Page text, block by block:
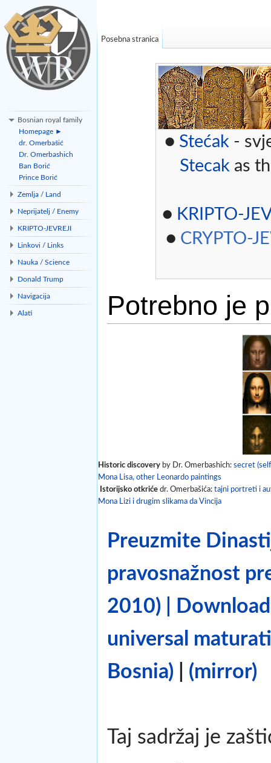
● Stećak -
Stecak as
● KRIPTO-
● CRYPTO-
Potrebno je
Historic discovery by Dr. Omerbashich:secret
Mona Lisa, other Leonardo paintings
Istorijsko otkriće dr. Omerbašića:tajni portreti i
Mona Lizi i drugim slikama da Vincija
Preuzmite
pravosnažnost
2010) |
universal
Bosnia)
(mirror)
Taj sadržaj je
Posebna stranica
Bosnian royal family
Homepage ►
dr. Omerbašić
Dr. Omerbashich
Ban Borić
Prince Borić
Zemlja / Land
Neprijatelj / Enemy
KRIPTO-JEVREJI
Linkovi / Links
Nauka / Science
Donald Trump
Navigacija
Alati